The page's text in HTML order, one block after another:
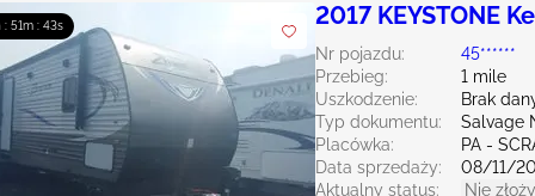
51m : 41s 2017 KEYSTONE
Nr pojazdu:
45******
Przebieg:
1 mile
Uszkodzenie:
Brak
Typ dokumentu:
Salvage
Placówka:
PA -
Data sprzedaży:
08/11/
Aktualny status:
Nie